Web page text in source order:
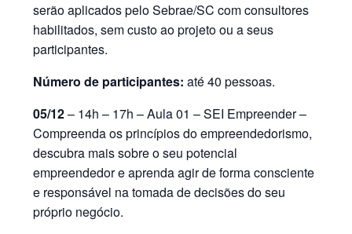
serão aplicados pelo Sebrae/SC com consultores
habilitados, sem custo ao projeto ou a seus
participantes.
Número de participantes: até 40 pessoas.
05/12– 14h – 17h – Aula 01 – SEI Empreender –
Compreenda os princípios do empreendedorismo,
descubra mais sobre o seu potencial
empreendedor e aprenda agir de forma consciente
e responsável na tomada de decisões do seu
próprio negócio.